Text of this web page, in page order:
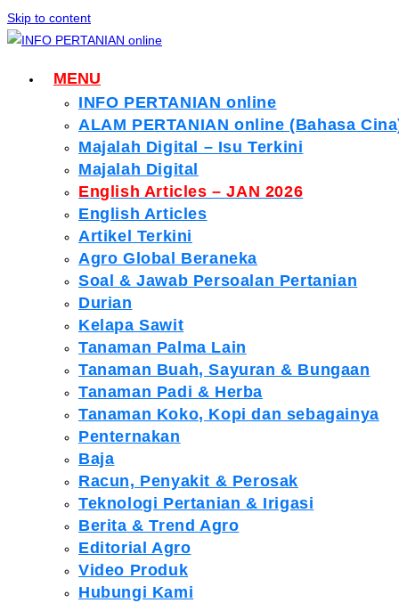
Skip to content
MENU
INFO PERTANIAN online
ALAM PERTANIAN online (Bahasa
Majalah Digital – Isu Terkini
Majalah Digital
English Articles – JAN 2026
English Articles
Artikel Terkini
Agro Global Beraneka
Soal & Jawab Persoalan Pertanian
Durian
Kelapa Sawit
Tanaman Palma Lain
Tanaman Buah, Sayuran & Bungaan
Tanaman Padi & Herba
Tanaman Koko, Kopi dan sebagainya
Penternakan
Baja
Racun, Penyakit & Perosak
Teknologi Pertanian & Irigasi
Berita & Trend Agro
Editorial Agro
Video Produk
Hubungi Kami